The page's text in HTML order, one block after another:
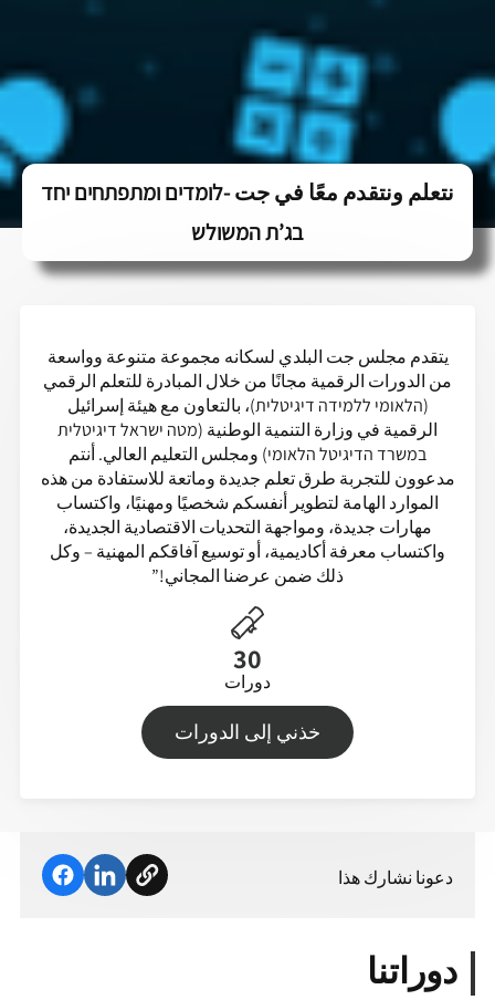
نتعلم ونتقدم معًا في جت -לומדים ומתפתחים יחד
בג’ת המשולש
يتقدم مجلس جت البلدي لسكانه مجموعة متنوعة وواسعة
من الدورات الرقمية مجانًا من خلال المبادرة للتعلم الرقمي
(הלאומי ללמידה דיגיטלית)، بالتعاون مع هيئة إسرائيل
الرقمية في وزارة التنمية الوطنية (מטה ישראל דיגיטלית
במשרד הדיגיטל הלאומי) ومجلس التعليم العالي. أنتم
مدعوون للتجربة طرق تعلم جديدة وماتعة للاستفادة من هذه
الموارد الهامة لتطوير أنفسكم شخصيًا ومهنيًا، واكتساب
مهارات جديدة، ومواجهة التحديات الاقتصادية الجديدة،
واكتساب معرفة أكاديمية، أو توسيع آفاقكم المهنية – وكل
ذلك ضمن عرضنا المجاني!”
30
دورات
خذني إلى الدورات
دعونا نشارك هذا
دوراتنا